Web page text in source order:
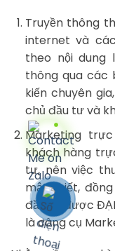
Truyền thông
internet và
theo nội dung
thông qua các
kiến chuyên
chủ đầu tư và
Marketing
khách hàng
tư, nên việc
mật thiết,
đầu tư được
là công cụ